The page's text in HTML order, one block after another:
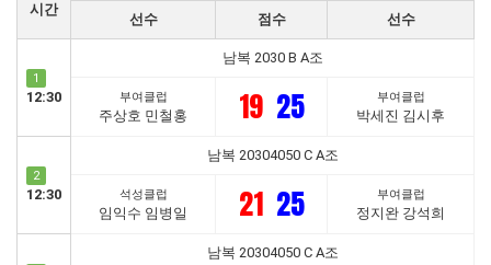
시간
선수 점수 선수
1
12:30
남복 2030 B A조
부여클럽
주상호 민철홍 19 25 부여클럽
박세진 김시후
2
12:30
남복 20304050 C A조
석성클럽
임익수 임병일 21 25 부여클럽
정지완 강석희
남복 20304050 C A조